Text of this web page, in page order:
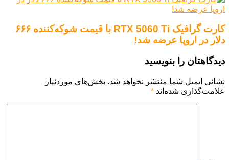
کارت گرافیک RTX 5060 Ti با قیمت شوکه‌کننده ۶۶۶
دلار در اروپا عرضه شد!
دیدگاهتان را بنویسید
نشانی ایمیل شما منتشر نخواهد شد. بخش‌های موردنیاز
علامت‌گذاری شده‌اند *